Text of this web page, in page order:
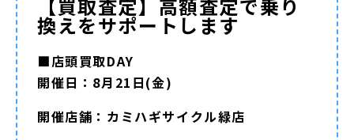
【買取査定】高額査定で乗り
換えをサポートします
■店頭買取DAY
開催日：8月21日(金)
開催店舗：カミハギサイクル緑店